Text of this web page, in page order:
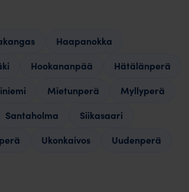
Haapanokka
Hookananpää
Hätälänperä
Mietunperä
Myllyperä
Santaholma
Siikasaari
Ukonkaivos
Uudenperä